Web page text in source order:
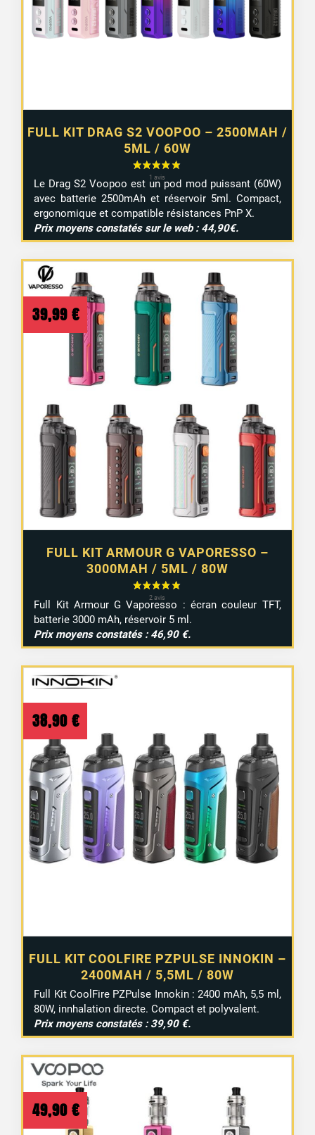
FULL KIT DRAG S2 VOOPOO – 2500MAH /
5ML / 60W
Le Drag S2 Voopoo est un pod mod puissant (60W)
avec batterie 2500mAh et réservoir 5ml. Compact,
ergonomique et compatible résistances PnP X.
Prix moyens constatés sur le web : 44,90€.
FULL KIT ARMOUR G VAPORESSO –
3000MAH / 5ML / 80W
39,99 €
Full Kit Armour G Vaporesso : écran couleur TFT,
batterie 3000 mAh, réservoir 5 ml.
Prix moyens constatés : 46,90 €.
FULL KIT COOLFIRE PZPULSE INNOKIN –
2400MAH / 5,5ML / 80W
38,90 €
Full Kit CoolFire PZPulse Innokin : 2400 mAh, 5,5 ml,
80W, innhalation directe. Compact et polyvalent.
Prix moyens constatés : 39,90 €.
49,90 €